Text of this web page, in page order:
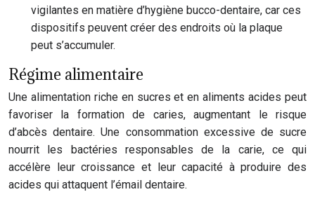
vigilantes en matière d’hygiène bucco-dentaire, car ces
dispositifs peuvent créer des endroits où la plaque
peut s’accumuler.
Régime alimentaire
Une alimentation riche en sucres et en aliments acides peut
favoriser la formation de caries, augmentant le risque
d’abcès dentaire. Une consommation excessive de sucre
nourrit les bactéries responsables de la carie, ce qui
accélère leur croissance et leur capacité à produire des
acides qui attaquent l’émail dentaire.